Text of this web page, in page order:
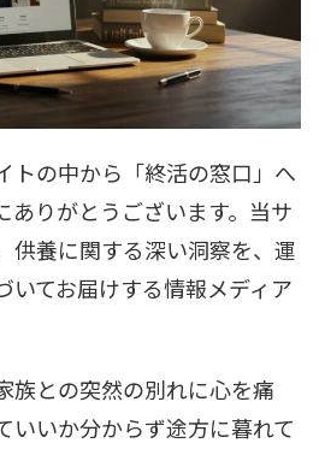
トの中から「終活の窓口」へ
ありがとうございます。当サ
供養に関する深い洞察を、運
いてお届けする情報メディア
族との突然の別れに心を痛
いいか分からず途方に暮れて